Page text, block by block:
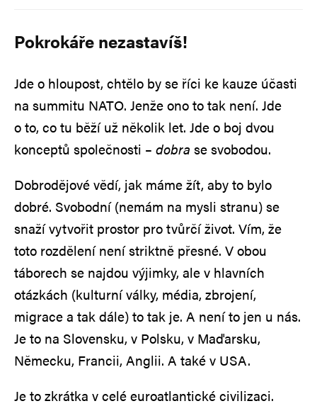
Pokrokáře nezastavíš!
Jde o hloupost, chtělo by se říci ke kauze účasti
na summitu NATO. Jenže ono to tak není. Jde
o to, co tu běží už několik let. Jde o boj dvou
konceptů společnosti – dobra se svobodou.
Dobrodějové vědí, jak máme žít, aby to bylo
dobré. Svobodní (nemám na mysli stranu) se
snaží vytvořit prostor pro tvůrčí život. Vím, že
toto rozdělení není striktně přesné. V obou
táborech se najdou výjimky, ale v hlavních
otázkách (kulturní války, média, zbrojení,
migrace a tak dále) to tak je. A není to jen u nás.
Je to na Slovensku, v Polsku, v Maďarsku,
Německu, Francii, Anglii. A také v USA.
Je to zkrátka v celé euroatlantické civilizaci.